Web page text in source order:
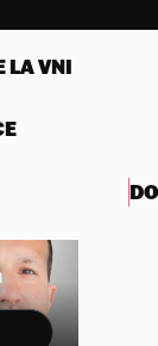
LA VNI